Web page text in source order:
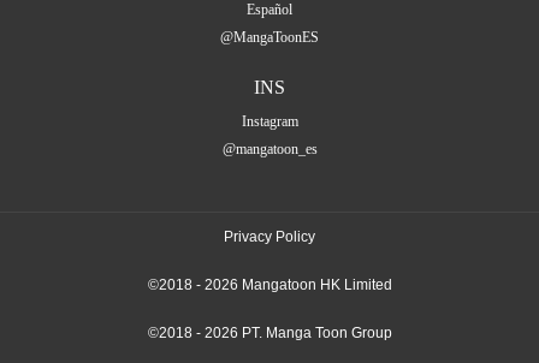
Español
@MangaToonES
INS
Instagram
@mangatoon_es
Privacy Policy
©2018 - 2026 Mangatoon HK Limited
©2018 - 2026 PT. Manga Toon Group